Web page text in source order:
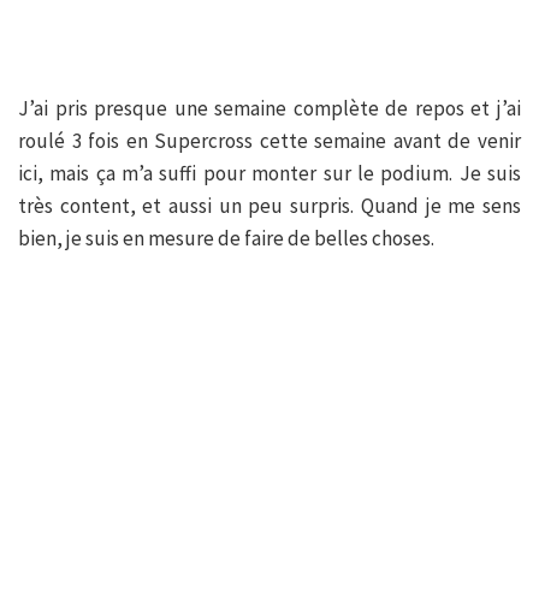
J’ai pris presque une semaine complète de repos et j’ai
roulé 3 fois en Supercross cette semaine avant de venir
ici, mais ça m’a suffi pour monter sur le podium. Je suis
très content, et aussi un peu surpris. Quand je me sens
bien, je suis en mesure de faire de belles choses.